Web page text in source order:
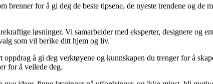
for å gi deg de beste tipsene, de nyeste trendene og de
løsninger. Vi samarbeider med eksperter, designere og
som vil berike ditt hjem og liv.
å gi deg verktøyene og kunnskapen du trenger for å
for å veilede deg.